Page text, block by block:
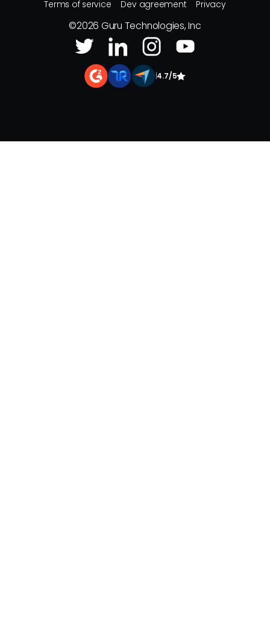
Terms of service Dev agreement Privacy
©2026 Guru Technologies, Inc
|4.7/5